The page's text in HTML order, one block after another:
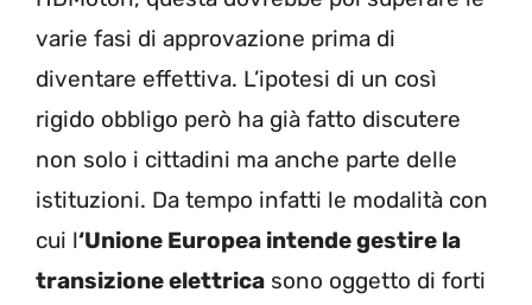
varie fasi di approvazione prima di
diventare effettiva. L’ipotesi di un così
rigido obbligo però ha già fatto discutere
non solo i cittadini ma anche parte delle
istituzioni. Da tempo infatti le modalità con
cui l‘Unione Europea intende gestire la
transizione elettrica sono oggetto di forti